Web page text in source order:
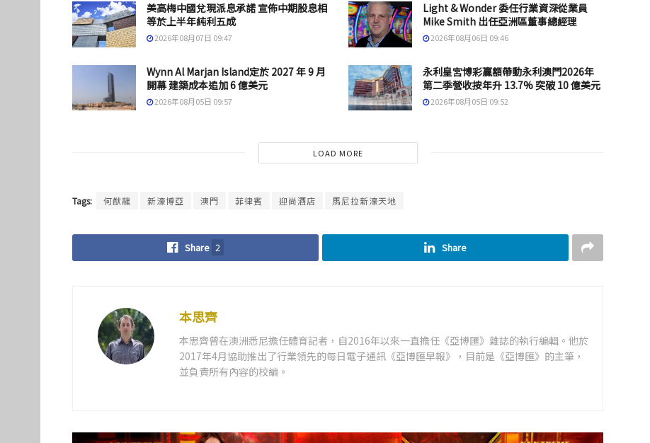
美高梅中國兌現派息承諾 宣佈中期股息相
等於上半年純利五成
2026年08月07日 09:47
Light & Wonder 委任行業資深從業員
Mike Smith 出任亞洲區董事總經理
2026年08月06日 09:46
Wynn Al Marjan Island定於 2027 年 9 月
開幕 建築成本追加 6 億美元
2026年08月05日 09:57
永利皇宮博彩贏額帶動永利澳門2026年
第二季營收按年升 13.7% 突破 10 億美元
2026年08月05日 09:52
LOAD MORE
Tags: 何猷龍 新濠博亞 澳門 菲律賓 迎尚酒店 馬尼拉新濠天地
Share 2 Share
本思齊
本思齊曾在澳洲悉尼擔任體育記者，自2016年以來一直擔任《亞博匯》雜誌的執行編輯。他於
2017年4月協助推出了行業領先的每日電子通訊《亞博匯早報》，目前是《亞博匯》的主筆，
並負責所有內容的校編。